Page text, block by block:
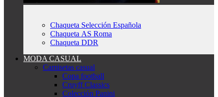
Chaqueta Selección Española
Chaqueta AS Roma
Chaqueta DDR
MODA CASUAL
Camisetas casual
Copa football
Cruyff Classics
Colección Panini